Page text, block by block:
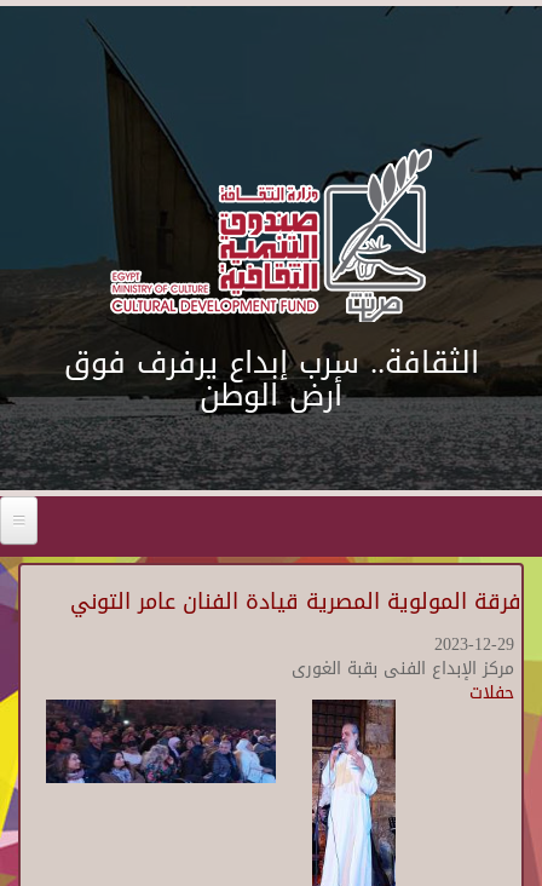
Skip to main content
الثقافة.. سرب إبداع يرفرف فوق
أرض الوطن
فرقة المولوية المصرية قيادة الفنان عامر التوني
2023-12-29
مركز الإبداع الفنى بقبة الغورى
حفلات